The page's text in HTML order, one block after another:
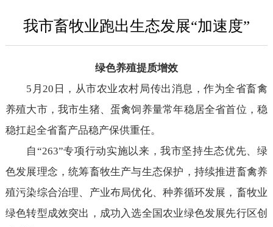
我市畜牧业跑出生态发展“加速度”
绿色养殖提质增效
5月20日，从市农业农村局传出消息，作为全省畜禽
养殖大市，我市生猪、蛋禽饲养量常年稳居全省首位，稳
稳扛起全省畜产品稳产保供重任。
自“263”专项行动实施以来，我市坚持生态优先、绿
色发展理念，统筹畜牧生产与生态保护，持续推进畜禽养
殖污染综合治理、产业布局优化、种养循环发展，畜牧业
绿色转型成效突出，成功入选全国农业绿色发展先行区创